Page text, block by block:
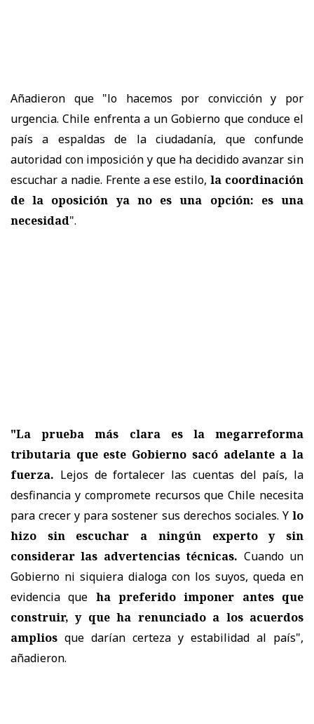
Añadieron que "lo hacemos por convicción y por
urgencia. Chile enfrenta a un Gobierno que conduce el
país a espaldas de la ciudadanía, que confunde
autoridad con imposición y que ha decidido avanzar sin
escuchar a nadie. Frente a ese estilo,la coordinación
de la oposición ya no es una opción: es una
necesidad".
"La prueba más clara es la megarreforma
tributaria que este Gobierno sacó adelante a la
fuerza. Lejos de fortalecer las cuentas del país, la
desfinancia y compromete recursos que Chile necesita
para crecer y para sostener sus derechos sociales. Y lo
hizo sin escuchar a ningún experto y sin
considerar las advertencias técnicas. Cuando un
Gobierno ni siquiera dialoga con los suyos, queda en
evidencia que ha preferido imponer antes que
construir, y que ha renunciado a los acuerdos
amplios que darían certeza y estabilidad al país",
añadieron.